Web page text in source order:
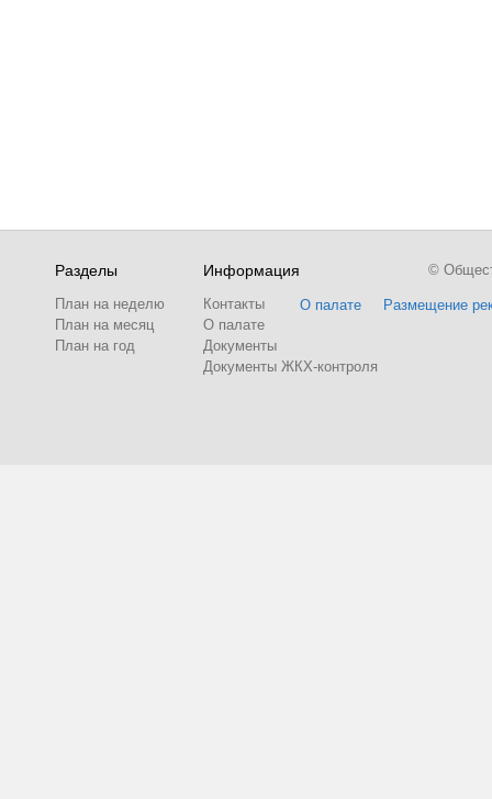
Разделы
План на неделю
План на месяц
План на год
Информация
Контакты
О палате
Документы
Документы ЖКХ-контроля
О палате Размещение
©